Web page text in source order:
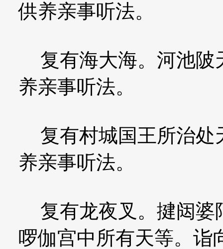
供养亲事听法。
复有海大海。河池陂
养亲事听法。
复有村城国王所治处
养亲事听法。
复有龙夜叉。揵闼婆
啰伽宫中所有天等。诣